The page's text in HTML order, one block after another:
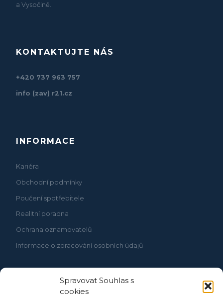
Spravovat Souhlas s
cookies
a Vysočině.
KONTAKTUJTE NÁS
+420 737 963 757
info (zav) r21.cz
INFORMACE
Kariéra
Obchodní podmínky
Poučení spotřebitele
Realitní poradna
Ochrana oznamovatelů
Informace o zpracování osobních údajů